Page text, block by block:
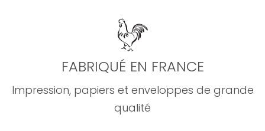
FABRIQUÉ EN FRANCE
Impression, papiers et enveloppes de grande
qualité